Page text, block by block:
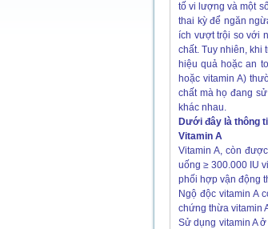
tố vi lượng và một
thai kỳ để ngăn
ích vượt trội so với
chất. Tuy nhiên, khi
hiệu quả hoặc an
hoặc vitamin A)
chất mà họ đang
khác nhau.
Dưới đây là thông
Vitamin A
Vitamin A, còn
uống ≥ 300.000 IU
phối hợp vận động
Ngộ độc vitamin A
chứng thừa vitamin
Sử dụng vitamin A